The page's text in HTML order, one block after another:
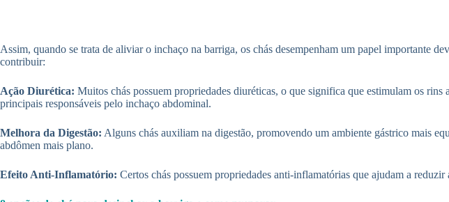
Assim, quando se trata de aliviar o inchaço na barriga, os chás desempenham um papel importante
contribuir:
Ação Diurética: Muitos chás possuem propriedades diuréticas, o que significa que estimulam os
principais responsáveis pelo inchaço abdominal.
Melhora da Digestão: Alguns chás auxiliam na digestão, promovendo um ambiente gástrico mais
abdômen mais plano.
Efeito Anti-Inflamatório: Certos chás possuem propriedades anti-inflamatórias que ajudam a